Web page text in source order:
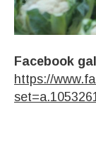
Facebook
https://